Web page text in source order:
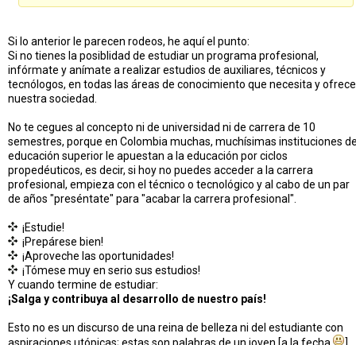
Si lo anterior le parecen rodeos, he aquí el punto:
Si no tienes la posiblidad de estudiar un programa profesional,
infórmate y anímate a realizar estudios de auxiliares, técnicos y
tecnólogos, en todas las áreas de conocimiento que necesita y ofrece
nuestra sociedad.
No te cegues al concepto ni de universidad ni de carrera de 10
semestres, porque en Colombia muchas, muchísimas instituciones
educación superior le apuestan a la educación por ciclos
propedéuticos, es decir, si hoy no puedes acceder a la carrera
profesional, empieza con el técnico o tecnológico y al cabo de un par
de años "preséntate" para "acabar la carrera profesional".
¡Estudie!
¡Prepárese bien!
¡Aproveche las oportunidades!
¡Tómese muy en serio sus estudios!
Y cuando termine de estudiar:
¡Salga y contribuya al desarrollo de nuestro país!
Esto no es un discurso de una reina de belleza ni del estudiante con